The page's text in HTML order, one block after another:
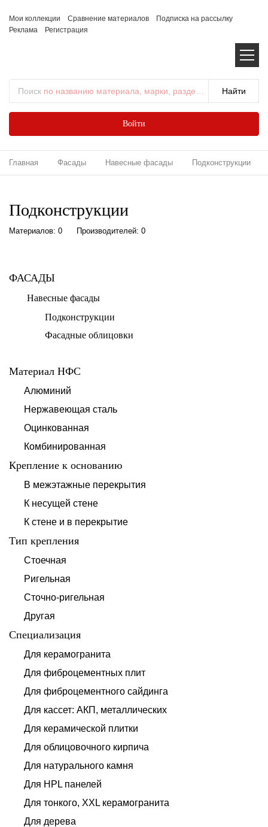
Мои коллекции Сравнение материалов
Подписка на рассылку
Реклама
Регистрация
Поиск по названию материала, марки, раздела...
Войти
Главная Фасады Навесные фасады Подконструкции
Подконструкции
Материалов: 0 Производителей: 0
ФАСАДЫ
Навесные фасады
Подконструкции
Фасадные облицовки
Материал НФС
Алюминий
Нержавеющая сталь
Оцинкованная
Комбинированная
Крепление к основанию
В межэтажные перекрытия
К несущей стене
К стене и в перекрытие
Тип крепления
Стоечная
Ригельная
Сточно-ригельная
Другая
Специализация
Для керамогранита
Для фиброцементных плит
Для фиброцементного сайдинга
Для кассет: АКП, металлических
Для керамической плитки
Для облицовочного кирпича
Для натурального камня
Для HPL панелей
Для тонкого, XXL керамогранита
Для дерева